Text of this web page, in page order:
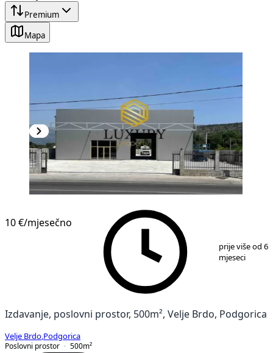
Premium
Mapa
10 €/mjesečno
prije više od 6
mjeseci
Izdavanje, poslovni prostor, 500m², Velje Brdo, Podgorica
Velje Brdo Podgorica
Poslovni prostor
500m²